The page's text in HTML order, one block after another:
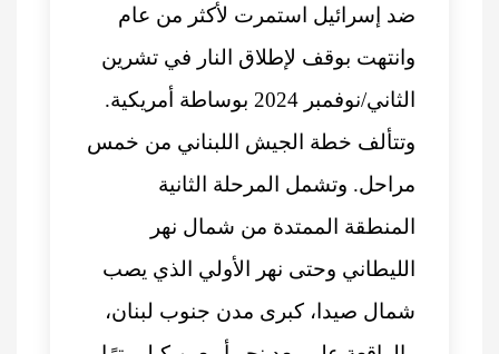
ضد إسرائيل استمرت لأكثر من عام
وانتهت بوقف لإطلاق النار في تشرين
الثاني/نوفمبر 2024 بوساطة أمريكية.
وتتألف خطة الجيش اللبناني من خمس
مراحل. وتشمل المرحلة الثانية
المنطقة الممتدة من شمال نهر
الليطاني وحتى نهر الأولي الذي يصب
شمال صيدا، كبرى مدن جنوب لبنان،